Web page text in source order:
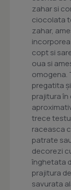
zahar si
ciocolata
zahar,
copt si
oua si
omogena.
pregatita
prajitura
trece
raceasca
patrate
decorezi
înghetata
prajitura
savurata